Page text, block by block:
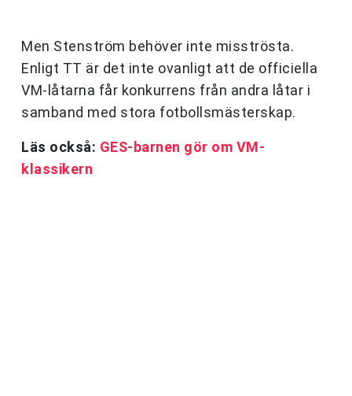
Men Stenström behöver inte misströsta.
Enligt TT är det inte ovanligt att de officiella
VM-låtarna får konkurrens från andra låtar i
samband med stora fotbollsmästerskap.
Läs också: GES-barnen gör om VM-
klassikern